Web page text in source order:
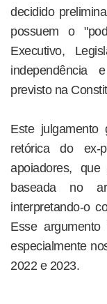
decidido
possuem o
Executivo,
independência
previsto na
Este
retórica do ex-
apoiadores,
baseada no
interpretando-o
Esse
especialmente
2022 e 2023.